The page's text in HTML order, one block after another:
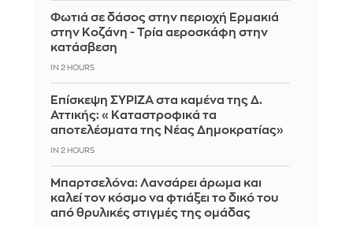
Φωτιά σε δάσος στην περιοχή Ερμακιά
στην Κοζάνη - Τρία αεροσκάφη στην
κατάσβεση
IN 2 HOURS
Επίσκεψη ΣΥΡΙΖΑ στα καμένα της Δ.
Αττικής: «Καταστροφικά τα
αποτελέσματα της Νέας Δημοκρατίας»
IN 2 HOURS
Μπαρτσελόνα: Λανσάρει άρωμα και
καλεί τον κόσμο να φτιάξει το δικό του
από θρυλικές στιγμές της ομάδας